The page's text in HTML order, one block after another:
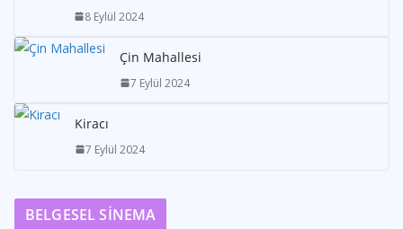
8 Eylül 2024
Çin Mahallesi
7 Eylül 2024
Kiracı
7 Eylül 2024
BELGESEL SİNEMA